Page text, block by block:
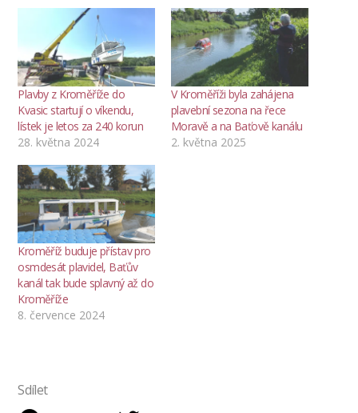
Plavby z Kroměříže do
Kvasic startují o víkendu,
lístek je letos za 240 korun
28. května 2024
V Kroměříži byla zahájena
plavební sezona na řece
Moravě a na Baťově kanálu
2. května 2025
Kroměříž buduje přístav pro
osmdesát plavidel, Baťův
kanál tak bude splavný až do
Kroměříže
8. července 2024
Sdílet